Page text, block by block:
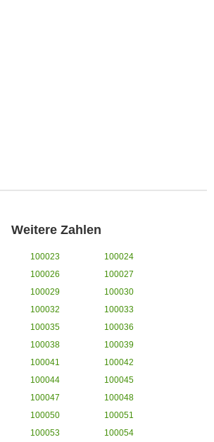
Weitere Zahlen
100023
100024
100026
100027
100029
100030
100032
100033
100035
100036
100038
100039
100041
100042
100044
100045
100047
100048
100050
100051
100053
100054